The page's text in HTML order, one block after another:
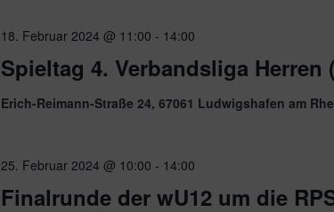
Spieltag 4. Verbandsliga Herren
18. Februar 2024 @ 11:00 - 14:00
Erich-Reimann-Straße 24, 67061 Ludwigshafen am
Finalrunde der wU12 um die
25. Februar 2024 @ 10:00 - 14:00